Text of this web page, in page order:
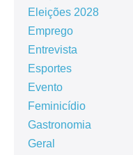
Eleições 2028
Emprego
Entrevista
Esportes
Evento
Feminicídio
Gastronomia
Geral